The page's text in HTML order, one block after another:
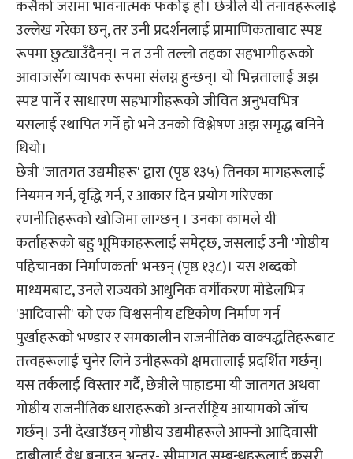
कसैको जरामा भावनात्मक फर्काइ हो। छेत्रीले यी तनावहरूलाई
उल्लेख गरेका छन्, तर उनी प्रदर्शनलाई प्रामाणिकताबाट स्पष्ट
रूपमा छुट्याउँदैनन्। न त उनी तल्लो तहका सहभागीहरूको
आवाजसँग व्यापक रूपमा संलग्न हुन्छन्। यो भिन्नतालाई अझ
स्पष्ट पार्ने र साधारण सहभागीहरूको जीवित अनुभवभित्र
यसलाई स्थापित गर्ने हो भने उनको विश्लेषण अझ समृद्ध बनिने
थियो।
छेत्री 'जातगत उद्यमीहरू' द्वारा (पृष्ठ १३५) तिनका मागहरूलाई
नियमन गर्न, वृद्धि गर्न, र आकार दिन प्रयोग गरिएका
रणनीतिहरूको खोजिमा लाग्छन् । उनका कामले यी
कर्ताहरूको बहु भूमिकाहरूलाई समेट्छ, जसलाई उनी 'गोष्ठीय
पहिचानका निर्माणकर्ता' भन्छन् (पृष्ठ १३८)। यस शब्दको
माध्यमबाट, उनले राज्यको आधुनिक वर्गीकरण मोडेलभित्र
'आदिवासी' को एक विश्वसनीय दृष्टिकोण निर्माण गर्न
पुर्खाहरूको भण्डार र समकालीन राजनीतिक वाक्पद्धतिहरूबाट
तत्त्वहरूलाई चुनेर लिने उनीहरूको क्षमतालाई प्रदर्शित गर्छन्।
यस तर्कलाई विस्तार गर्दै, छेत्रीले पाहाडमा यी जातगत अथवा
गोष्ठीय राजनीतिक धाराहरूको अन्तर्राष्ट्रिय आयामको जाँच
गर्छन्। उनी देखाउँछन् गोष्ठीय उद्यमीहरूले आफ्नो आदिवासी